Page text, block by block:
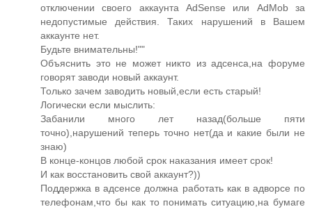
отключении своего аккаунта AdSense или AdMob за
недопустимые действия. Таких нарушений в Вашем
аккаунте нет.
Будьте внимательны!""
Объяснить это не может никто из адсенса,на форуме
говорят заводи новый аккаунт.
Только зачем заводить новый,если есть старый!
Логически если мыслить:
Забанили много лет назад(больше пяти
точно),нарушений теперь точно нет(да и какие были не
знаю)
В конце-концов любой срок наказания имеет срок!
И как восстановить свой аккаунт?))
Поддержка в адсенсе должна работать как в адворсе по
телефонам,что бы как то понимать ситуацию,на бумаге